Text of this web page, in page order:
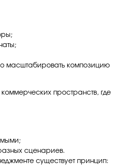
масштабировать композицию
пространств, где
сценариев.
существует принцип: